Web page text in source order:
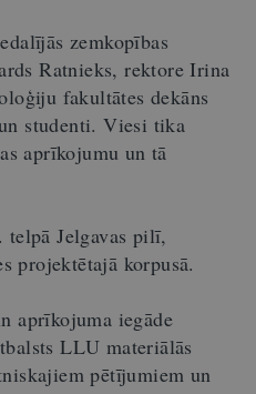
zemkopības
Ratnieks, rektore Irina
fakultātes dekāns
studenti. Viesi tika
aprīkojumu un tā
telpā Jelgavas pilī,
projektētajā korpusā.
aprīkojuma iegāde
LLU materiālās
pētījumiem un